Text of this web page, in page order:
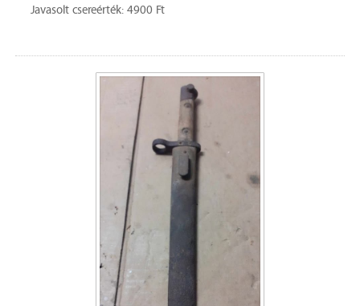
Javasolt csereérték: 4900 Ft